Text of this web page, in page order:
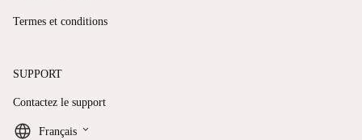
Termes et conditions
SUPPORT
Contactez le support
Français keyboard_arrow_down